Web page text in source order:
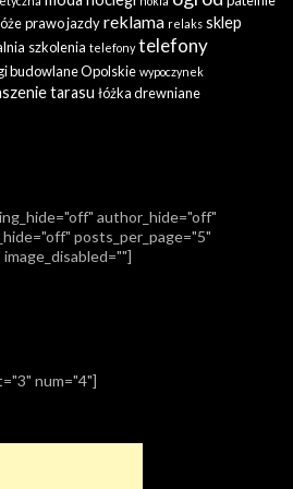
prawo jazdyreklama relaks sklep
szkolenia telefony telefony
budowlane Opolskie wypoczynek
tarasu łóżka drewniane
author_hide="off"
posts_per_page="5"
num="4"]